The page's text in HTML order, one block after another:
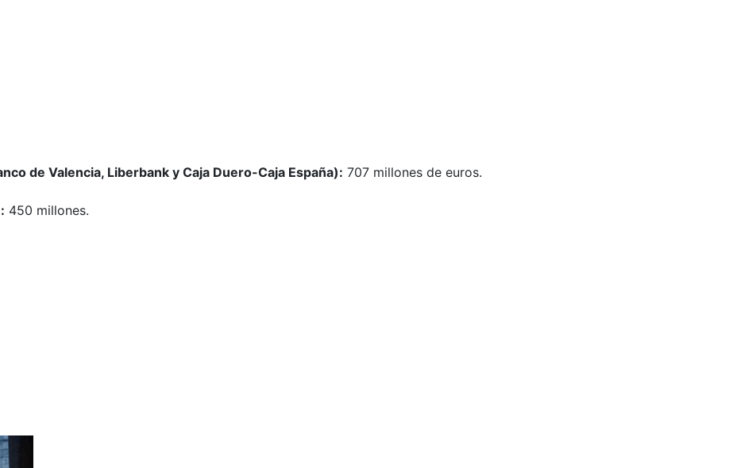
de Valencia, Liberbank y Caja Duero-Caja España): 707 millones de euros.
450 millones.